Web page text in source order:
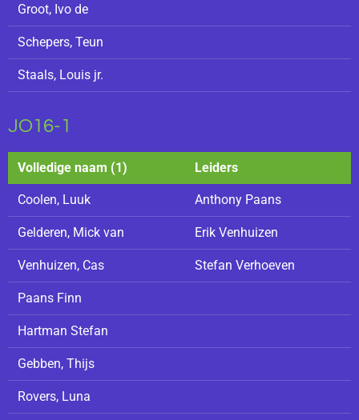
Groot, Ivo de
Schepers, Teun
Staals, Louis jr.
JO16-1
Volledige naam (1) Leiders
Coolen, Luuk Anthony Paans
Gelderen, Mick van Erik Venhuizen
Venhuizen, Cas Stefan Verhoeven
Paans Finn
Hartman Stefan
Gebben, Thijs
Rovers, Luna